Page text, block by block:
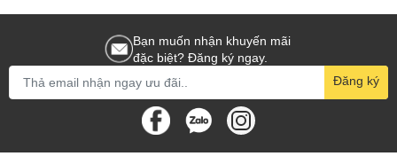
Bạn muốn nhận khuyến mãi
đặc biệt? Đăng ký ngay.
Đăng ký